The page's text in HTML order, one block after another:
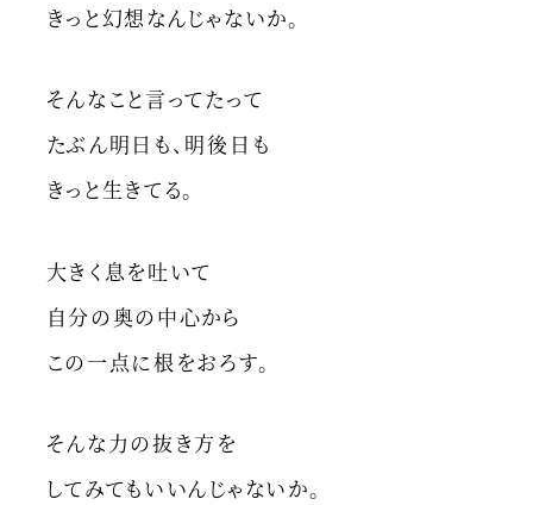
きっと幻想なんじゃないか。
そんなこと言ってたって
たぶん明日も、明後日も
きっと生きてる。
大きく息を吐いて
自分の奥の中心から
この一点に根をおろす。
そんな力の抜き方を
してみてもいいんじゃないか。